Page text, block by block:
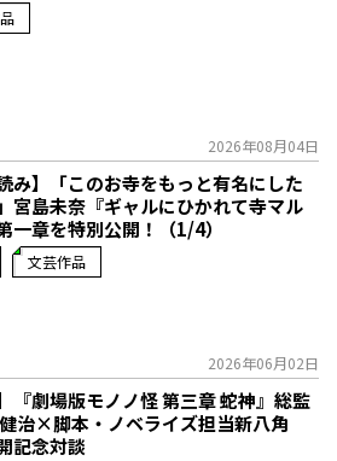
2026年08月04日
読み】「このお寺をもっと有名にした
宮島未奈『ギャルにひかれて寺マル
一章を特別公開！（1/4）
文芸作品
2026年06月02日
『劇場版モノノ怪 第三章 蛇神』総監
治×脚本・ノベライズ担当新八角
記念対談